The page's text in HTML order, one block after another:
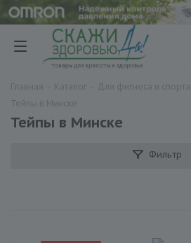
Тейпы в Минске
Фильтр